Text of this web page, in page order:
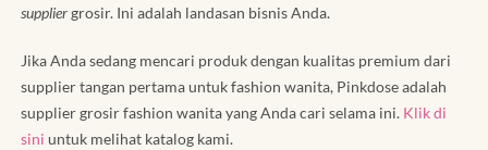
suppliergrosir. Ini adalah landasan bisnis Anda.
Jika Anda sedang mencari produk dengan kualitas premium dari
supplier tangan pertama untuk fashion wanita, Pinkdose adalah
supplier grosir fashion wanita yang Anda cari selama ini. Klik di
sini untuk melihat katalog kami.